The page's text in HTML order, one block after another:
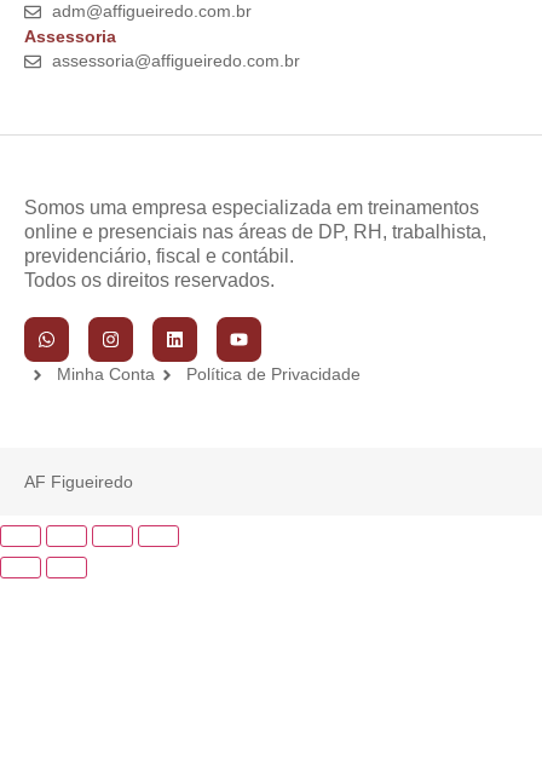
adm@affigueiredo.com.br
Assessoria
assessoria@affigueiredo.com.br
Somos uma empresa especializada em treinamentos
online e presenciais nas áreas de DP, RH, trabalhista,
previdenciário, fiscal e contábil.
Todos os direitos reservados.
Minha Conta Política de Privacidade
AF Figueiredo